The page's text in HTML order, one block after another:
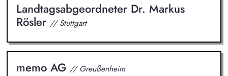
Landtagsabgeordneter Dr. Markus
Rösler // Stuttgart
memo AG // Greußenheim